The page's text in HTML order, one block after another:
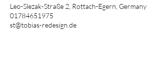
Leo-Slezak-Straße 2, Rottach-Egern, Germany
01784651975
st@tobias-redesign.de